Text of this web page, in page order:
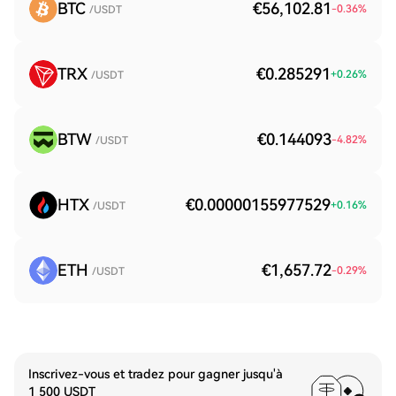
BTC /USDT €56,102.81 -0.36%
TRX /USDT €0.285291 +0.26%
BTW /USDT €0.144093-4.82%
HTX /USDT €0.00000155977529+0.16%
ETH /USDT €1,657.72-0.29%
Inscrivez-vous et tradez pour gagner jusqu'à
1 500 USDT